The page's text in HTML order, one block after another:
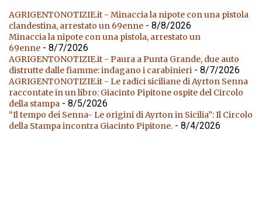
AGRIGENTONOTIZIE.it - Minaccia la nipote con una pistola
clandestina, arrestato un 69enne - 8/8/2026
Minaccia la nipote con una pistola, arrestato un
69enne - 8/7/2026
AGRIGENTONOTIZIE.it - Paura a Punta Grande, due auto
distrutte dalle fiamme: indagano i carabinieri - 8/7/2026
AGRIGENTONOTIZIE.it - Le radici siciliane di Ayrton Senna
raccontate in un libro: Giacinto Pipitone ospite del Circolo
della stampa - 8/5/2026
“Il tempo dei Senna- Le origini di Ayrton in Sicilia”: Il Circolo
della Stampa incontra Giacinto Pipitone. - 8/4/2026